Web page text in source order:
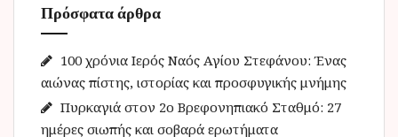
σ
η
γ
ι
α
Πρόσφατα άρθρα
100 χρόνια Ιερός Ναός Αγίου Στεφάνου: Ένας
αιώνας πίστης, ιστορίας και προσφυγικής μνήμης
Πυρκαγιά στον 2ο Βρεφονηπιακό Σταθμό: 27
ημέρες σιωπής και σοβαρά ερωτήματα